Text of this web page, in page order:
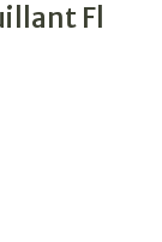
Fl